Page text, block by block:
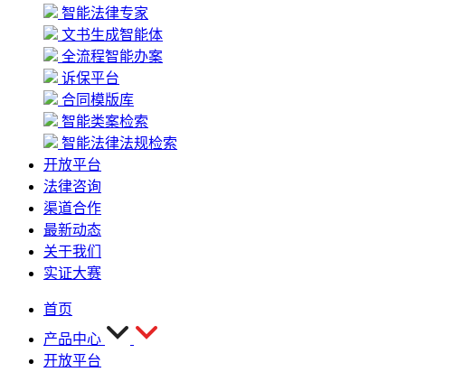
智能法律专家
文书生成智能体
全流程智能办案
诉保平台
合同模版库
智能类案检索
智能法律法规检索
开放平台
法律咨询
渠道合作
最新动态
关于我们
实证大赛
首页
产品中心
开放平台